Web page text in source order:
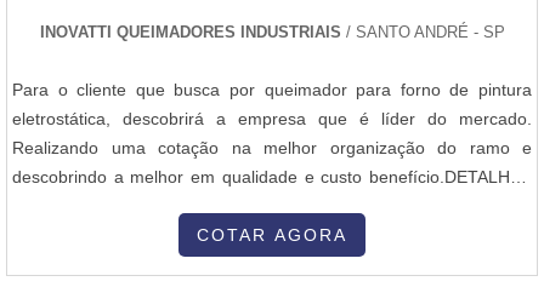
INOVATTI QUEIMADORES INDUSTRIAIS / SANTO ANDRÉ - SP
Para o cliente que busca por queimador para forno de pintura
eletrostática, descobrirá a empresa que é líder do mercado.
Realizando uma cotação na melhor organização do ramo e
descobrindo a melhor em qualidade e custo benefício.DETALHES
ELETROSTÁTICAQuem procura por queimador para forno de
COTAR AGORA